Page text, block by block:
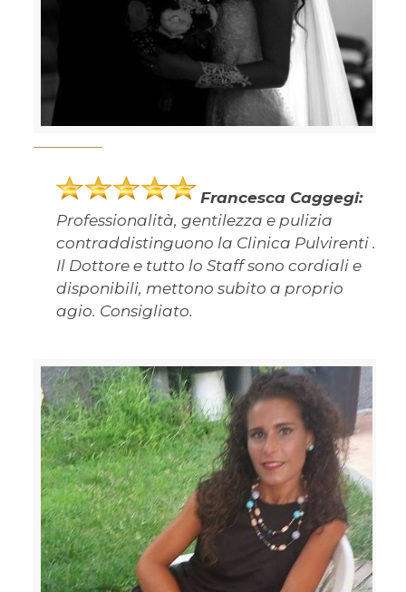
Francesca Caggegi:
Professionalità, gentilezza e pulizia
contraddistinguono la Clinica Pulvirenti .
Il Dottore e tutto lo Staff sono cordiali e
disponibili, mettono subito a proprio
agio. Consigliato.